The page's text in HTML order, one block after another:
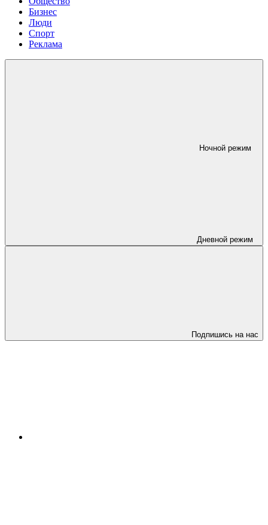
Бизнес
Люди
Спорт
Реклама
Ночной режим
Дневной режим
Подпишись на нас